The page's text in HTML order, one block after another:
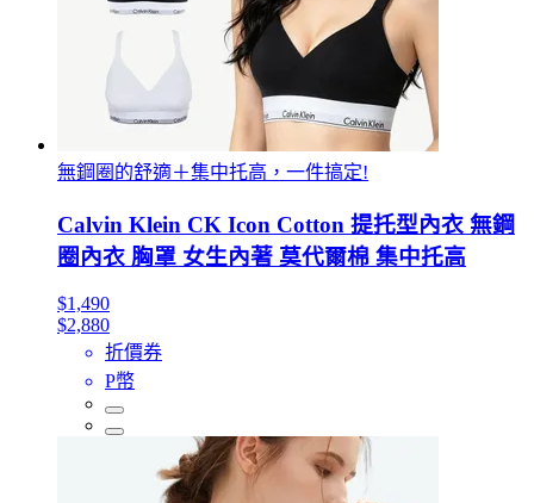
無鋼圈的舒適＋集中托高，一件搞定!
Calvin Klein CK Icon Cotton 提托型內衣 無鋼
圈內衣 胸罩 女生內著 莫代爾棉 集中托高
$1,490
$2,880
折價券
P幣